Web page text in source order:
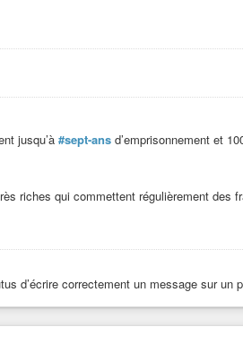
jusqu’à #sept-ans d’emprisonnement et
riches qui commettent régulièrement des
d’écrire correctement un message sur un